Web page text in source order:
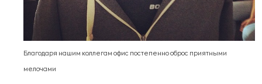
Благодаря нашим коллегам офис постепенно оброс приятными
мелочами